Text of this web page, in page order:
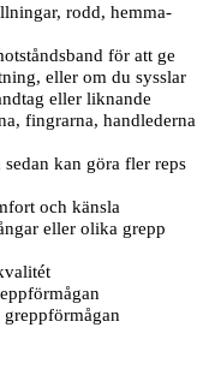
rodd, hemma-
för att ge
eller om du sysslar
eller liknande
fingrarna, handlederna
kan göra fler reps
och känsla
eller olika grepp